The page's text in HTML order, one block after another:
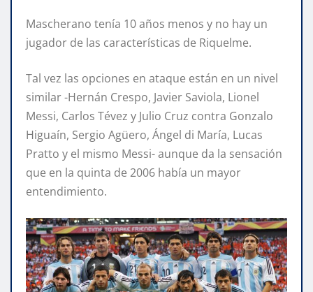
Mascherano tenía 10 años menos y no hay un
jugador de las características de Riquelme.
Tal vez las opciones en ataque están en un nivel
similar -Hernán Crespo, Javier Saviola, Lionel
Messi, Carlos Tévez y Julio Cruz contra Gonzalo
Higuaín, Sergio Agüero, Ángel di María, Lucas
Pratto y el mismo Messi- aunque da la sensación
que en la quinta de 2006 había un mayor
entendimiento.